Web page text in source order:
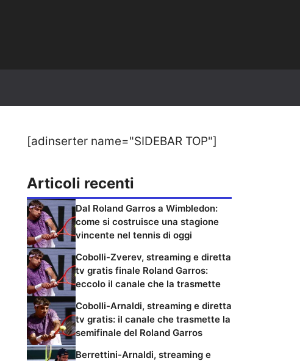
[adinserter name="SIDEBAR TOP"]
Articoli recenti
Dal Roland Garros a Wimbledon:
come si costruisce una stagione
vincente nel tennis di oggi
Cobolli-Zverev, streaming e diretta
tv gratis finale Roland Garros:
eccolo il canale che la trasmette
Cobolli-Arnaldi, streaming e diretta
tv gratis: il canale che trasmette la
semifinale del Roland Garros
Berrettini-Arnaldi, streaming e